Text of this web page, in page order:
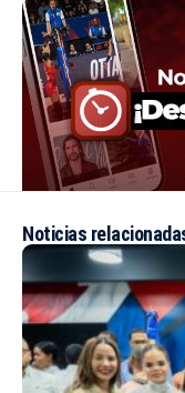
Noticias